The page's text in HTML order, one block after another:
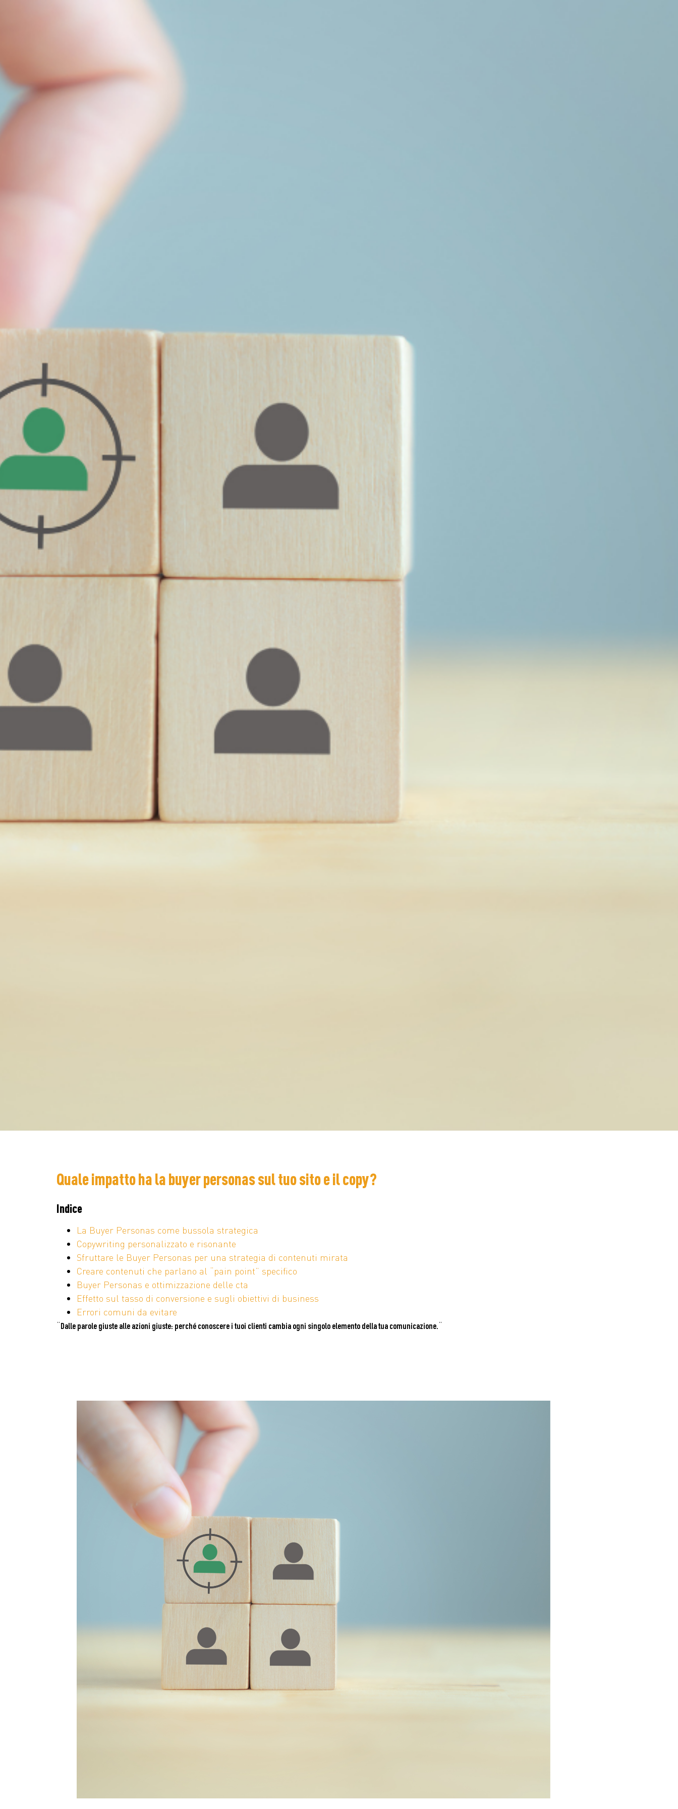
Quale impatto ha la buyer personas sul tuo sito e il copy?
Indice
La Buyer Personas come bussola strategica
Copywriting personalizzato e risonante
Sfruttare le Buyer Personas per una strategia di contenuti mirata
Creare contenuti che parlano al “pain point” specifico
Buyer Personas e ottimizzazione delle cta
Effetto sul tasso di conversione e sugli obiettivi di business
Errori comuni da evitare
“Dalle parole giuste alle azioni giuste: perché conoscere i tuoi clienti cambia ogni singolo elemento della tua comunicazione.“